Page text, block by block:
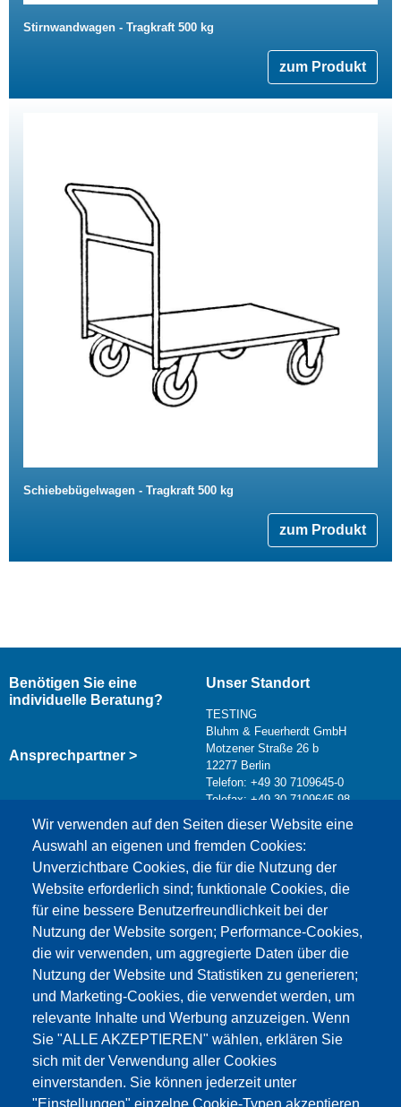
Stirnwandwagen - Tragkraft 500 kg
zum Produkt
Schiebebügelwagen - Tragkraft 500 kg
zum Produkt
Wir verwenden auf den Seiten dieser Website eine
Auswahl an eigenen und fremden Cookies:
Unverzichtbare Cookies, die für die Nutzung der
Website erforderlich sind; funktionale Cookies, die
für eine bessere Benutzerfreundlichkeit bei der
Nutzung der Website sorgen; Performance-Cookies,
die wir verwenden, um aggregierte Daten über die
Nutzung der Website und Statistiken zu generieren;
und Marketing-Cookies, die verwendet werden, um
relevante Inhalte und Werbung anzuzeigen. Wenn
Sie "ALLE AKZEPTIEREN" wählen, erklären Sie
sich mit der Verwendung aller Cookies
einverstanden. Sie können jederzeit unter
Benötigen Sie eine
individuelle Beratung?
Ansprechpartner >
Unser Standort
TESTING
Bluhm & Feuerherdt GmbH
Motzener Straße 26 b
12277 Berlin
Telefon: +49 30 7109645-0
Telefax: +49 30 7109645-98
info@testing.de
Dieser Inhalt ist blockiert, da die Google Maps
Cookies nicht akzeptiert wurden.
NUR DIE GOOGLE MAPS COOKIES
AKZEPTIEREN.
Alle Cookies akzeptieren